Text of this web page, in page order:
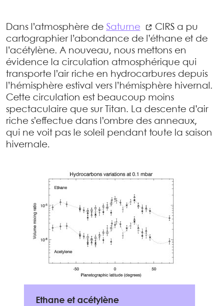
Dans l’atmosphère de Saturne
CIRS a pu
cartographier l’abondance de l’éthane et de
l’acétylène. A nouveau, nous mettons en
évidence la circulation atmosphérique qui
transporte l’air riche en hydrocarbures depuis
l’hémisphère estival vers l’hémisphère hivernal.
Cette circulation est beaucoup moins
spectaculaire que sur Titan. La descente d’air
riche s’effectue dans l’ombre des anneaux,
qui ne voit pas le soleil pendant toute la saison
hivernale.
Ethane et acétylène